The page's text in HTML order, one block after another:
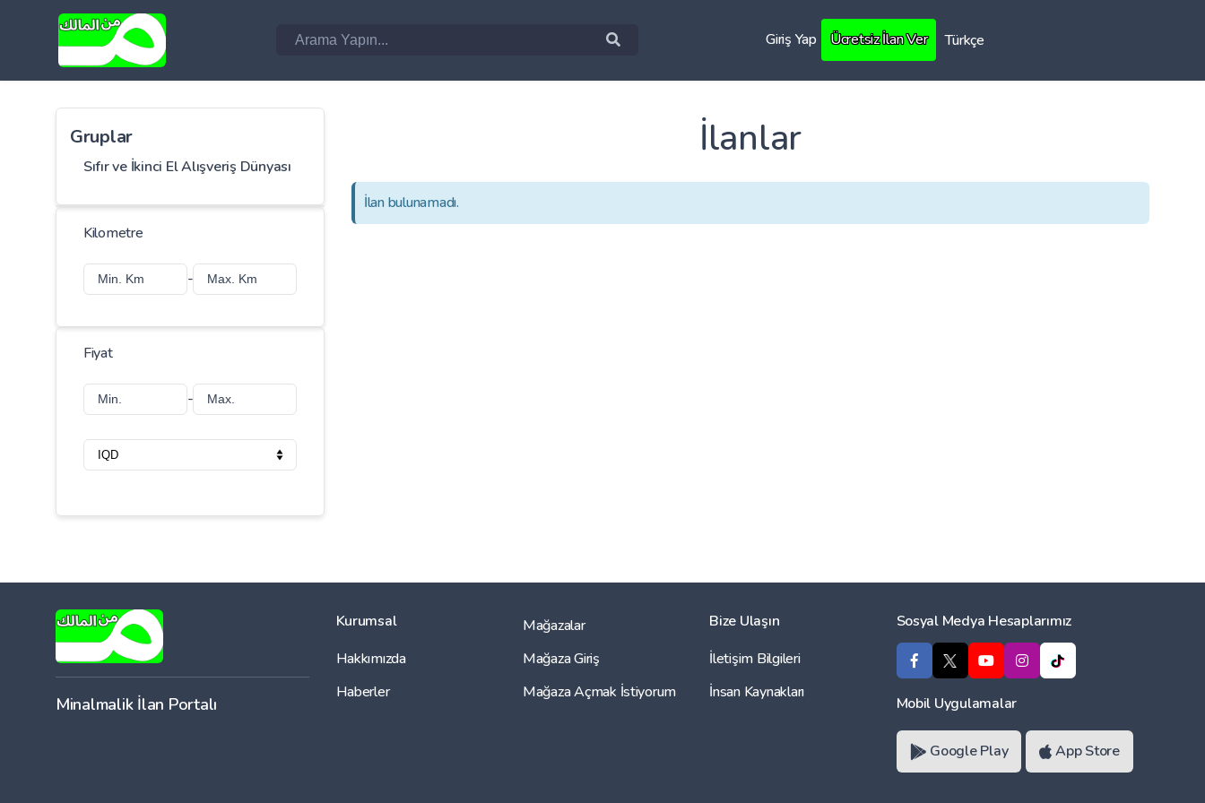
Giriş Yap Ücretsiz İlan Ver Türkçe
Gruplar
Sıfır ve İkinci El Alışveriş Dünyası
Kilometre
-
Fiyat
-
İlanlar
İlan bulunamadı.
Minalmalik İlan Portalı
Kurumsal
Hakkımızda
Haberler
Mağazalar
Mağaza Giriş
Mağaza Açmak İstiyorum
Bize Ulaşın
İletişim Bilgileri
İnsan Kaynakları
Sosyal Medya Hesaplarımız
Mobil Uygulamalar
Google Play App Store